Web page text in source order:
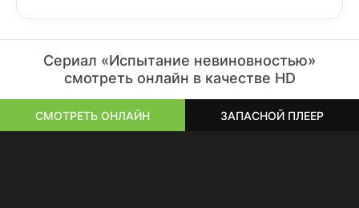
Сериал «Испытание невиновностью»
смотреть онлайн в качестве HD
СМОТРЕТЬ ОНЛАЙН ЗАПАСНОЙ ПЛЕЕР